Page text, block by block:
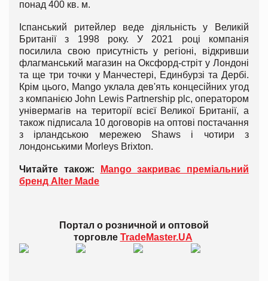
понад 400 кв. м.
Іспанський ритейлер веде діяльність у Великій
Британії з 1998 року. У 2021 році компанія
посилила свою присутність у регіоні, відкривши
флагманський магазин на Оксфорд-стріт у Лондоні
та ще три точки у Манчестері, Единбурзі та Дербі.
Крім цього, Mango уклала дев'ять концесійних угод
з компанією John Lewis Partnership plc, оператором
універмагів на території всієї Великої Британії, а
також підписала 10 договорів на оптові постачання
з ірландською мережею Shaws і чотири з
лондонськими Morleys Brixton.
Читайте також:
Mango закриває преміальний
бренд Alter Made
Портал о розничной и оптовой
торговле TradeMaster.UA